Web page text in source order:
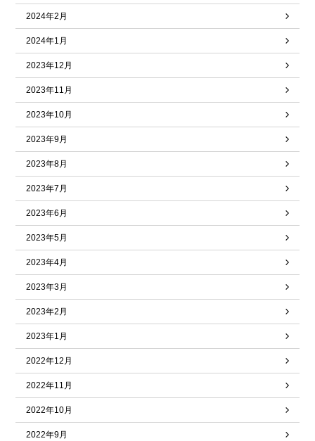
2024年2月
2024年1月
2023年12月
2023年11月
2023年10月
2023年9月
2023年8月
2023年7月
2023年6月
2023年5月
2023年4月
2023年3月
2023年2月
2023年1月
2022年12月
2022年11月
2022年10月
2022年9月